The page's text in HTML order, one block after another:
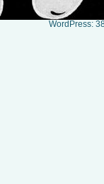
WordPress: